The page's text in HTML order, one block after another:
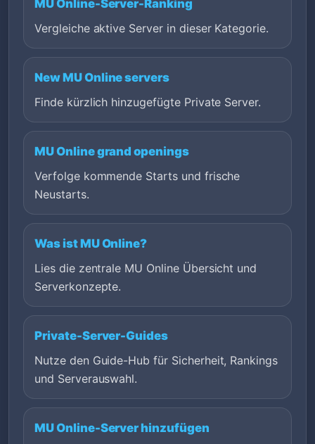
MU Online-Server-Ranking
Vergleiche aktive Server in dieser Kategorie.
New MU Online servers
Finde kürzlich hinzugefügte Private Server.
MU Online grand openings
Verfolge kommende Starts und frische
Neustarts.
Was ist MU Online?
Lies die zentrale MU Online Übersicht und
Serverkonzepte.
Private-Server-Guides
Nutze den Guide-Hub für Sicherheit, Rankings
und Serverauswahl.
MU Online-Server hinzufügen